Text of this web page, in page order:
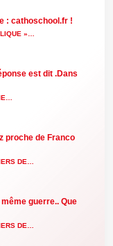
: cathoschool.fr !
»…
est dit .Dans
proche de Franco
DE…
guerre.. Que
DE…